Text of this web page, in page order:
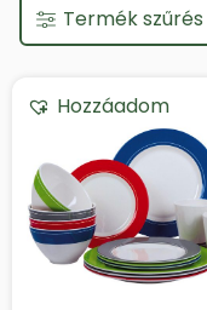
Termék szűrés
Hozzáadom